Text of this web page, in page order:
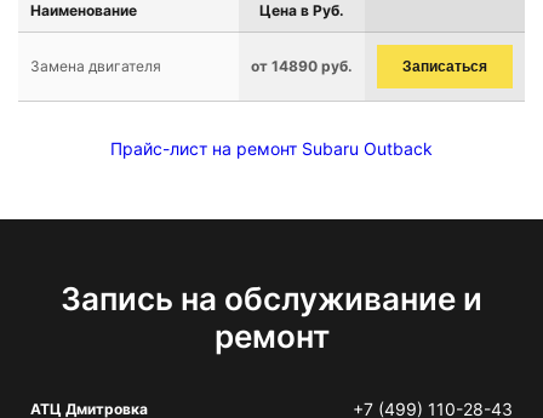
Наименование Цена в Руб.
Замена двигателя от 14890 руб. Записаться
Прайс-лист на ремонт Subaru Outback
Запись на обслуживание и
ремонт
АТЦ Дмитровка +7 (499) 110-28-43